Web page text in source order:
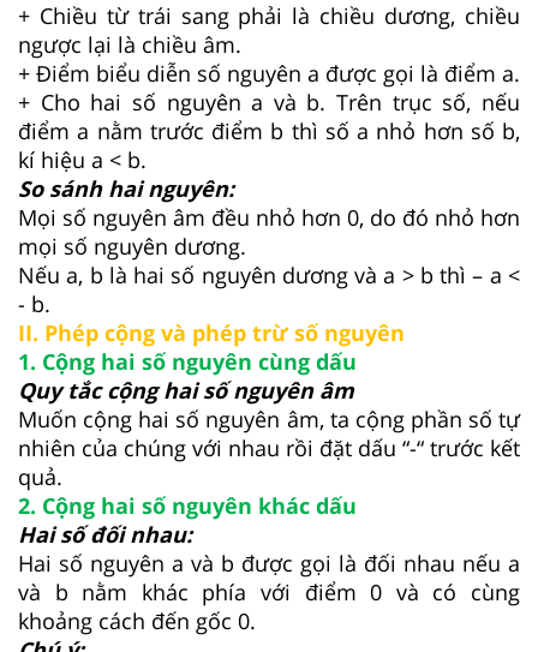
+ Chiều từ trái sang phải là chiều dương, chiều
ngược lại là chiều âm.
+ Điểm biểu diễn số nguyên a được gọi là điểm a.
+ Cho hai số nguyên a và b. Trên trục số, nếu
điểm a nằm trước điểm b thì số a nhỏ hơn số b,
kí hiệu a < b.
So sánh hai nguyên:
Mọi số nguyên âm đều nhỏ hơn 0, do đó nhỏ hơn
mọi số nguyên dương.
Nếu a, b là hai số nguyên dương và a > b thì – a <
- b.
II. Phép cộng và phép trừ số nguyên
1. Cộng hai số nguyên cùng dấu
Quy tắc cộng hai số nguyên âm
Muốn cộng hai số nguyên âm, ta cộng phần số tự
nhiên của chúng với nhau rồi đặt dấu “-“ trước kết
quả.
2. Cộng hai số nguyên khác dấu
Hai số đối nhau:
Hai số nguyên a và b được gọi là đối nhau nếu a
và b nằm khác phía với điểm 0 và có cùng
khoảng cách đến gốc 0.